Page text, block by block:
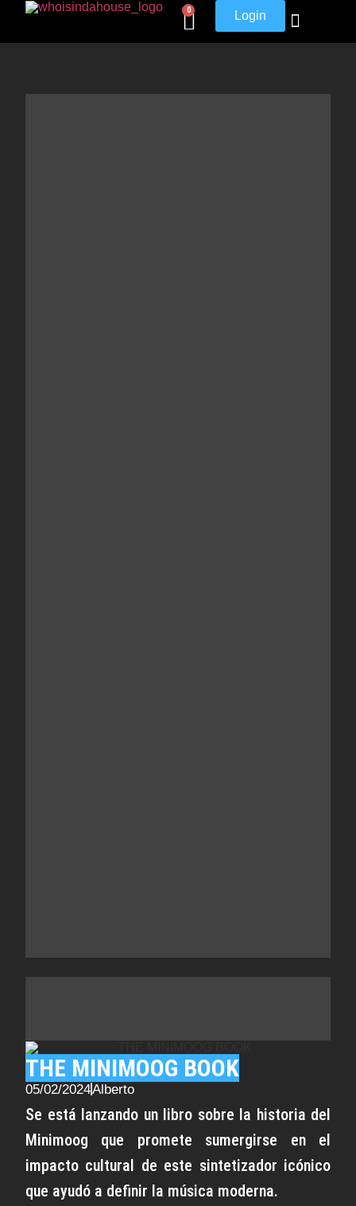
0 Login
THE MINIMOOG BOOK
05/02/2024Alberto
Se está lanzando un libro sobre la historia del
Minimoog que promete sumergirse en el
impacto cultural de este sintetizador icónico
que ayudó a definir la música moderna.